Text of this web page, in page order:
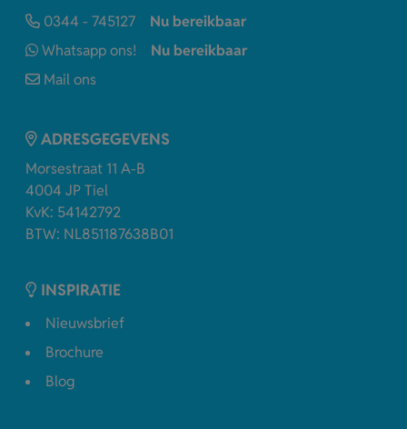
0344 - 745127
Nu bereikbaar
Whatsapp ons!
Nu bereikbaar
Mail ons
ADRESGEGEVENS
Morsestraat 11 A-B
4004 JP Tiel
KvK: 54142792
BTW: NL851187638B01
INSPIRATIE
Nieuwsbrief
Brochure
Blog